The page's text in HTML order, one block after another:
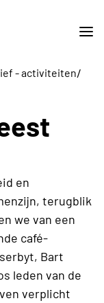
- activiteiten/
en
terugblik
we van een
café-
Bart
leden van de
verplicht